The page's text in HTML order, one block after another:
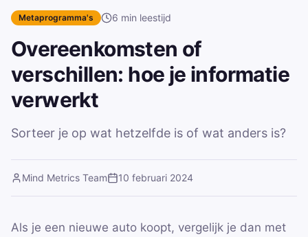
Metaprogramma's 6 min leestijd
Overeenkomsten of
verschillen: hoe je informatie
verwerkt
Sorteer je op wat hetzelfde is of wat anders is?
Mind Metrics Team 10 februari 2024
Als je een nieuwe auto koopt, vergelijk je dan met